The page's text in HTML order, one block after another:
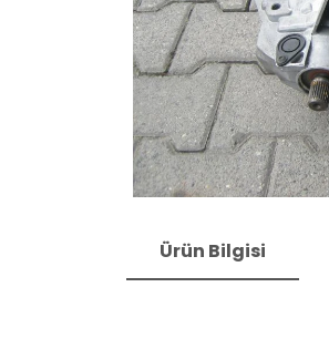
Ürün Bilgisi